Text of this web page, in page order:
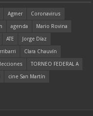
Agmer
Coronavirus
agenda
Mario Rovina
ATE
Jorge Díaz
Clara Chauvín
TORNEO FEDERAL A
cine San Martín